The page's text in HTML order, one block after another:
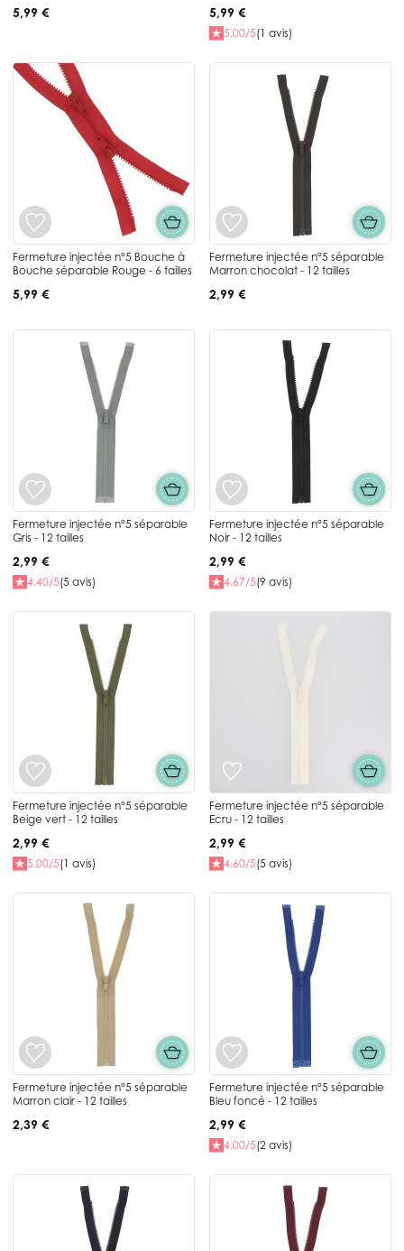
5,99 € 5,99 €
5.00/5(1 avis)
Fermeture injectée n°5 Bouche à
Bouche séparable Rouge - 6 tailles
5,99 €
Fermeture injectée n°5 séparable
Marron chocolat - 12 tailles
2,99 €
Fermeture injectée n°5 séparable
Gris - 12 tailles
2,99 €
4.40/5(5 avis)
Fermeture injectée n°5 séparable
Noir - 12 tailles
2,99 €
4.67/5(9 avis)
Fermeture injectée n°5 séparable
Beige vert - 12 tailles
2,99 €
5.00/5(1 avis)
Fermeture injectée n°5 séparable
Ecru - 12 tailles
2,99 €
4.60/5(5 avis)
Fermeture injectée n°5 séparable
Marron clair - 12 tailles
2,39 €
Fermeture injectée n°5 séparable
Bleu foncé - 12 tailles
2,99 €
4.00/5(2 avis)